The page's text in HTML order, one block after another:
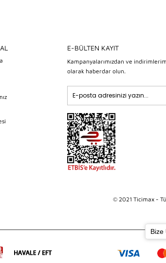
E-BÜLTEN KAYIT
Kampanyalarımızdan ve
olarak haberdar olun.
© 2021 Ticimax -
Bize